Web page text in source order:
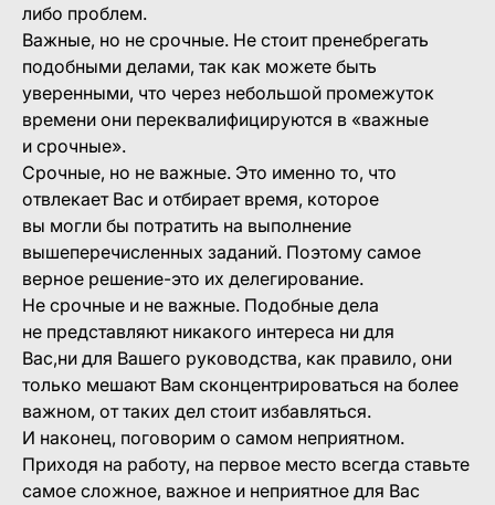
либо проблем.
Важные, но не срочные. Не стоит пренебрегать
подобными делами, так как можете быть
уверенными, что через небольшой промежуток
времени они переквалифицируются в «важные
и срочные».
Срочные, но не важные. Это именно то, что
отвлекает Вас и отбирает время, которое
вы могли бы потратить на выполнение
вышеперечисленных заданий. Поэтому самое
верное решение-это их делегирование.
Не срочные и не важные. Подобные дела
не представляют никакого интереса ни для
Вас,ни для Вашего руководства, как правило, они
только мешают Вам сконцентрироваться на более
важном, от таких дел стоит избавляться.
И наконец, поговорим о самом неприятном.
Приходя на работу, на первое место всегда ставьте
самое сложное, важное и неприятное для Вас